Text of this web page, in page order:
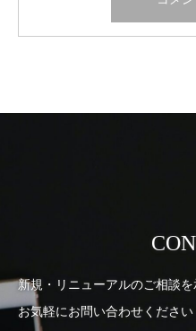
新規・リニューアルのご相談を
お気軽にお問い合わせください